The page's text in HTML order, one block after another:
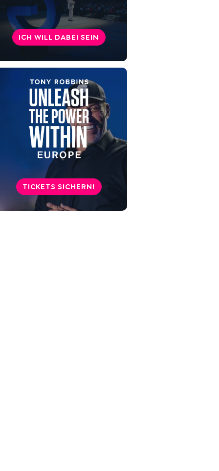
werden?
Organuhr Tipps: Sofort
umsetzbare Ideen für mehr
Nutzung der Organuhr
Funktioniert die chinesische
Organuhr wirklich und was
bringt ein Leben nach diesem
ICH WILL DABEI SEIN
TICKETS SICHERN!